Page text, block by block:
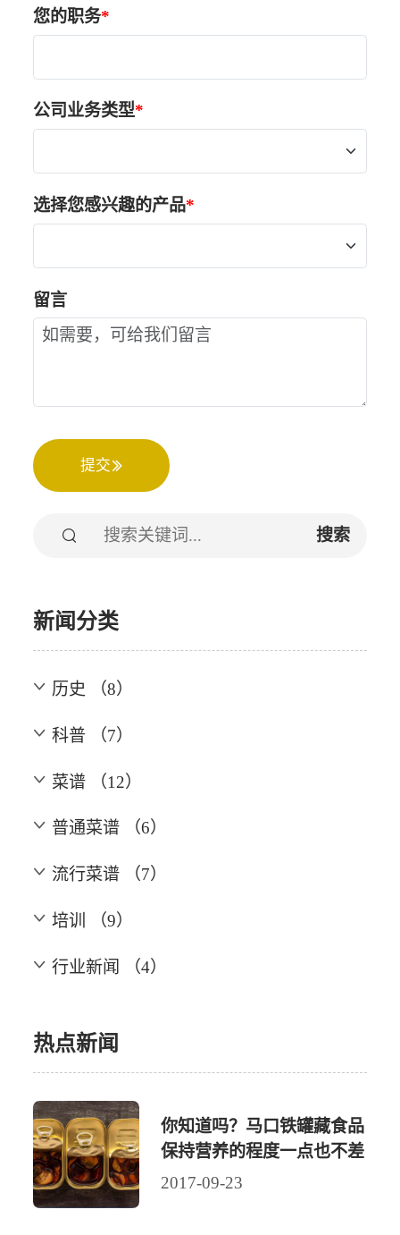
您的职务
公司业务类型
选择您感兴趣的产品
留言
提交
搜索
新闻分类
历史 （8）
科普 （7）
菜谱 （12）
普通菜谱 （6）
流行菜谱 （7）
培训 （9）
行业新闻 （4）
热点新闻
你知道吗？马口铁罐藏食品
保持营养的程度一点也不差
2017-09-23